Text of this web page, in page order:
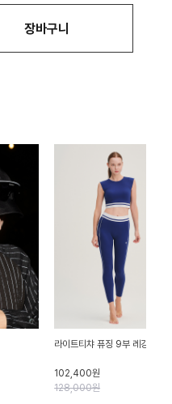
장바구니
라이트티챠 퓨징 9부 레깅스
102,400원
128,000원